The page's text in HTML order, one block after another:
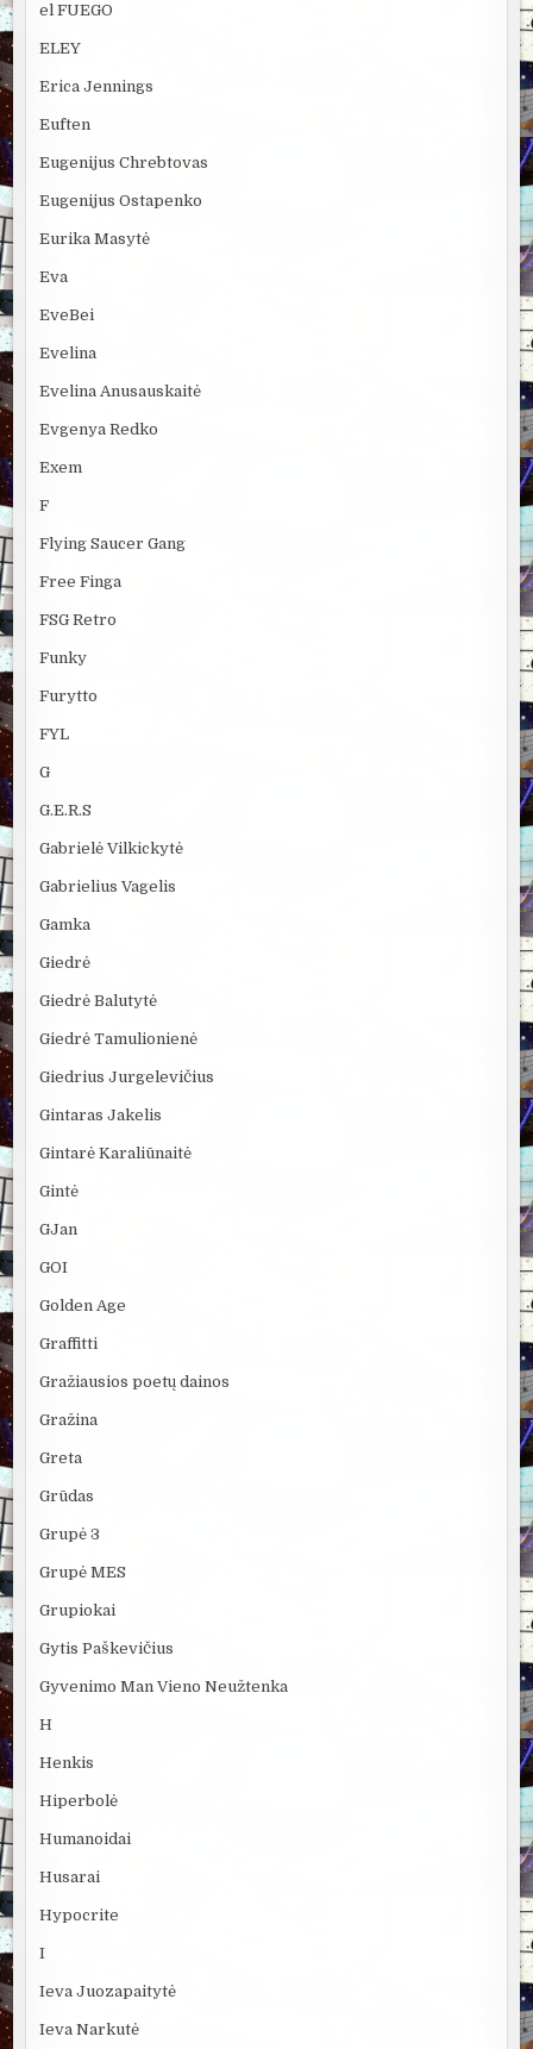
el FUEGO
ELEY
Erica Jennings
Euften
Eugenijus Chrebtovas
Eugenijus Ostapenko
Eurika Masytė
Eva
EveBei
Evelina
Evelina Anusauskaitė
Evgenya Redko
Exem
F
Flying Saucer Gang
Free Finga
FSG Retro
Funky
Furytto
FYL
G
G.E.R.S
Gabrielė Vilkickytė
Gabrielius Vagelis
Gamka
Giedrė
Giedrė Balutytė
Giedrė Tamulionienė
Giedrius Jurgelevičius
Gintaras Jakelis
Gintarė Karaliūnaitė
Gintė
GJan
GOI
Golden Age
Graffitti
Gražiausios poetų dainos
Gražina
Greta
Grūdas
Grupė 3
Grupė MES
Grupiokai
Gytis Paškevičius
Gyvenimo Man Vieno Neužtenka
H
Henkis
Hiperbolė
Humanoidai
Husarai
Hypocrite
I
Ieva Juozapaitytė
Ieva Narkutė